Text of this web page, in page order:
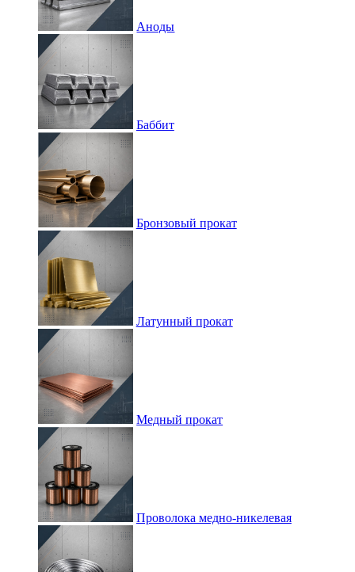
Аноды
Баббит
Бронзовый прокат
Латунный прокат
Медный прокат
Проволока медно-никелевая